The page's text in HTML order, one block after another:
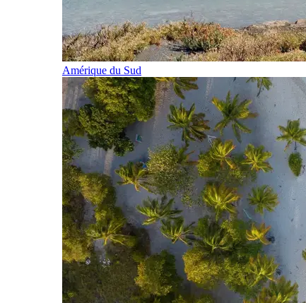
Amérique du Sud